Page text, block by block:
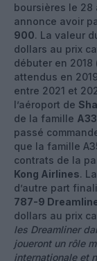
boursières le 28
annonce avoir
900. La valeur
dollars au prix
débuter en
attendus en
entre 2021 et
l’aéroport de
de la famille
passé
que la famille
contrats de la
Kong Airlines.
d’autre part
787-9
dollars au prix
les Dreamliner
joueront un rôle
internationale et